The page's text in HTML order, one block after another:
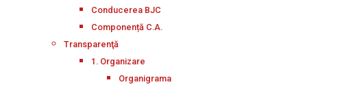
Conducerea BJC
Componență C.A.
Transparenţă
1. Organizare
Organigrama